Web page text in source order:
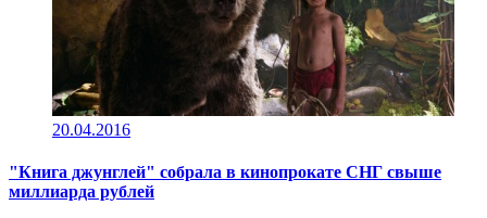
20.04.2016
"Книга джунглей" собрала в кинопрокате СНГ свыше
миллиарда рублей